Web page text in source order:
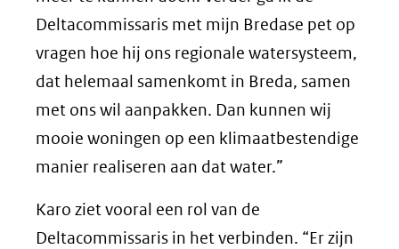
Deltacommissaris met mijn Bredase pet op
vragen hoe hij ons regionale watersysteem,
dat helemaal samenkomt in Breda, samen
met ons wil aanpakken. Dan kunnen wij
mooie woningen op een klimaatbestendige
manier realiseren aan dat water.”
Karo ziet vooral een rol van de
Deltacommissaris in het verbinden. “Er zijn